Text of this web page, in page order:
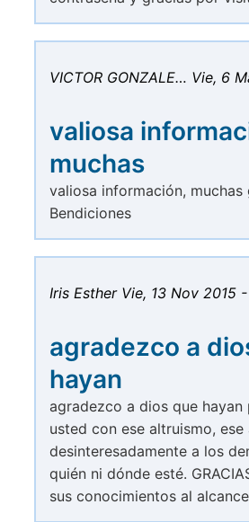
VICTOR GONZALE… Vie, 6
valiosa
muchas
valiosa información, muchas
Bendiciones
Iris Esther Vie, 13 Nov 2015
agradezco a
hayan
agradezco a dios que hayan
usted con ese altruismo,
desinteresadamente a los
quién ni dónde esté.
sus conocimientos al